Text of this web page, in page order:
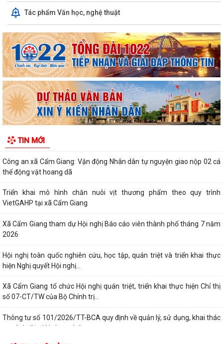
Tác phẩm Văn học, nghệ thuật
TIN MỚI
Công an xã Cẩm Giang: Vận động Nhân dân tự nguyện giao nộp 02 cá
thể động vật hoang dã
Triển khai mô hình chăn nuôi vịt thương phẩm theo quy trình
VietGAHP tại xã Cẩm Giang
Xã Cẩm Giang tham dự Hội nghị Báo cáo viên thành phố tháng 7 năm
2026
Hội nghị toàn quốc nghiên cứu, học tập, quán triệt và triển khai thực
Xã Cẩm Giang tổ chức Hội nghị quán triệt, triển khai thực hiện Chỉ thị
số 07-CT/TW của Bộ Chính trị...
cơ sở dữ liệu lý lịch tư pháp,...
mục thủ tục hành chính ban hành mới...
chức lễ viếng các nghĩa trang liệt sĩ...
cho người có công nhân kỷ niệm 79...
thường lệ giữa năm 2026)